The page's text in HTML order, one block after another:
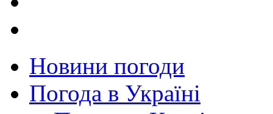
Новини погоди
Погода в Україні